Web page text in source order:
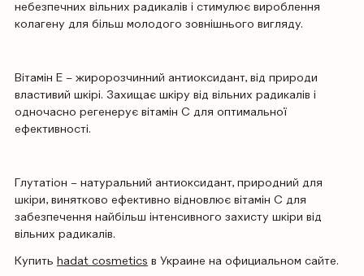
небезпечних вільних радикалів і стимулює вироблення
колагену для більш молодого зовнішнього вигляду.
Вітамін E – жиророзчинний антиоксидант, від природи
властивий шкірі. Захищає шкіру від вільних радикалів і
одночасно регенерує вітамін С для оптимальної
ефективності.
Глутатіон – натуральний антиоксидант, природний для
шкіри, винятково ефективно відновлює вітамін С для
забезпечення найбільш інтенсивного захисту шкіри від
вільних радикалів.
Купить hadat cosmetics в Украине на официальном сайте.